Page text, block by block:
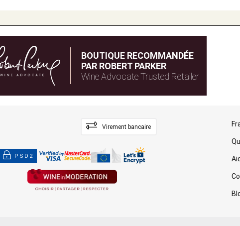
BOUTIQUE RECOMMANDÉE
PAR ROBERT PARKER
Wine Advocate Trusted Retailer
Virement bancaire
PSD2